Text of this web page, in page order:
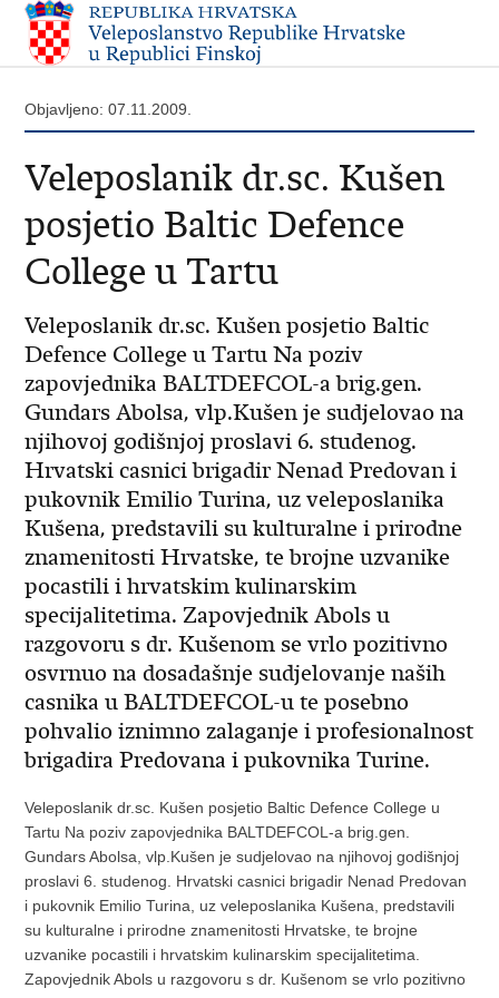
Objavljeno: 07.11.2009.
Veleposlanik dr.sc. Kušen
posjetio Baltic Defence
College u Tartu
Veleposlanik dr.sc. Kušen posjetio Baltic
Defence College u Tartu Na poziv
zapovjednika BALTDEFCOL-a brig.gen.
Gundars Abolsa, vlp.Kušen je sudjelovao na
njihovoj godišnjoj proslavi 6. studenog.
Hrvatski casnici brigadir Nenad Predovan i
pukovnik Emilio Turina, uz veleposlanika
Kušena, predstavili su kulturalne i prirodne
znamenitosti Hrvatske, te brojne uzvanike
pocastili i hrvatskim kulinarskim
specijalitetima. Zapovjednik Abols u
razgovoru s dr. Kušenom se vrlo pozitivno
osvrnuo na dosadašnje sudjelovanje naših
casnika u BALTDEFCOL-u te posebno
pohvalio iznimno zalaganje i profesionalnost
brigadira Predovana i pukovnika Turine.
Veleposlanik dr.sc. Kušen posjetio Baltic Defence College u
Tartu Na poziv zapovjednika BALTDEFCOL-a brig.gen.
Gundars Abolsa, vlp.Kušen je sudjelovao na njihovoj godišnjoj
proslavi 6. studenog. Hrvatski casnici brigadir Nenad Predovan
i pukovnik Emilio Turina, uz veleposlanika Kušena, predstavili
su kulturalne i prirodne znamenitosti Hrvatske, te brojne
uzvanike pocastili i hrvatskim kulinarskim specijalitetima.
Zapovjednik Abols u razgovoru s dr. Kušenom se vrlo pozitivno